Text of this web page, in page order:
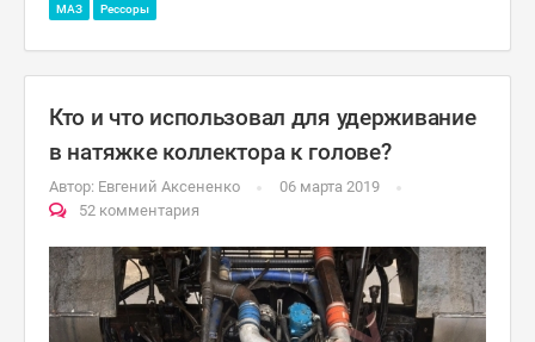
МАЗ Рессоры
Кто и что использовал для удерживание
в натяжке коллектора к голове?
Автор: Евгений Аксененко
06 марта 2019
52 комментария